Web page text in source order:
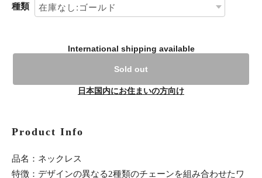
種類
International shipping available
Sold out
日本国内にお住まいの方向け
Product Info
品名：ネックレス
特徴：デザインの異なる2種類のチェーンを組み合わせたワ